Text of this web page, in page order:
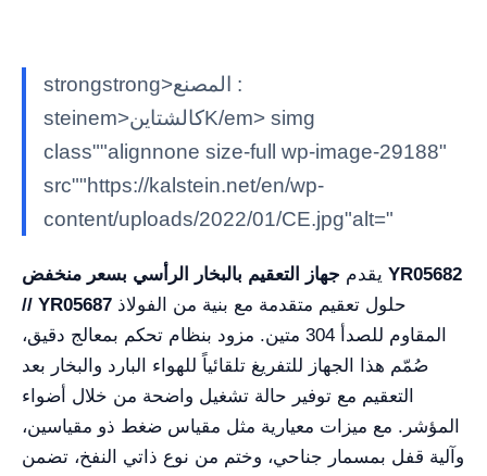
strongstrong>المصنع :
steinem>كالشتاينK/em> simg
class""alignnone size-full wp-image-29188"
src""https://kalstein.net/en/wp-
content/uploads/2022/01/CE.jpg"alt="
يقدم جهاز التعقيم بالبخار الرأسي بسعر منخفض YR05682
// YR05687
المقاوم للصدأ 304 متين. مزود بنظام تحكم بمعالج دقيق،
صُمّم هذا الجهاز للتفريغ تلقائياً للهواء البارد والبخار بعد
التعقيم مع توفير حالة تشغيل واضحة من خلال أضواء
المؤشر. مع ميزات معيارية مثل مقياس ضغط ذو مقياسين،
وآلية قفل بمسمار جناحي، وختم من نوع ذاتي النفخ، تضمن